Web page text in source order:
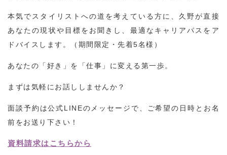
本気でスタイリストへの道を考えている方に、久野が直接
あなたの現状や目標をお聞きし、最適なキャリアパスをア
ドバイスします。（期間限定・先着5名様）
あなたの「好き」を「仕事」に変える第一歩。
まずは気軽にお話ししませんか？
面談予約は公式LINEのメッセージで、ご希望の日時とお名
前をお送り下さい！
資料請求はこちらから